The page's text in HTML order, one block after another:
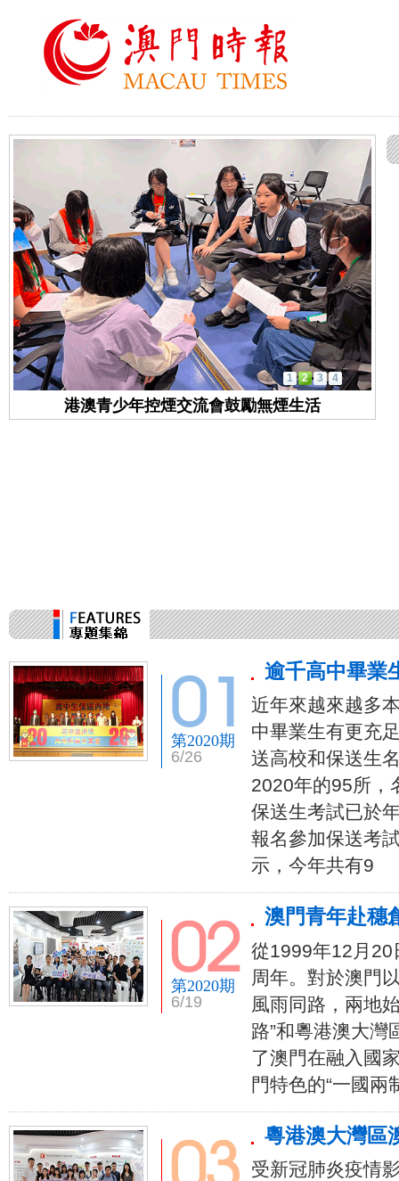
港澳青少年控煙交流會鼓勵無煙生活
1 2 3 4
第2020期
6/26
逾千高中畢業
近年來越來越多
中畢業生有更充
送高校和保送生
2020年的95所，
保送生考試已於
報名參加保送考
示，今年共有9
第2020期
6/19
澳門青年赴穗
從1999年12月20
周年。對於澳門
風雨同路，兩地
路”和粵港澳大灣
了澳門在融入國
門特色的“一國兩
粵港澳大灣區
受新冠肺炎疫情